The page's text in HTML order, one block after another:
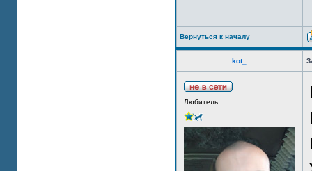
Вернуться к началу
kot_
Любитель